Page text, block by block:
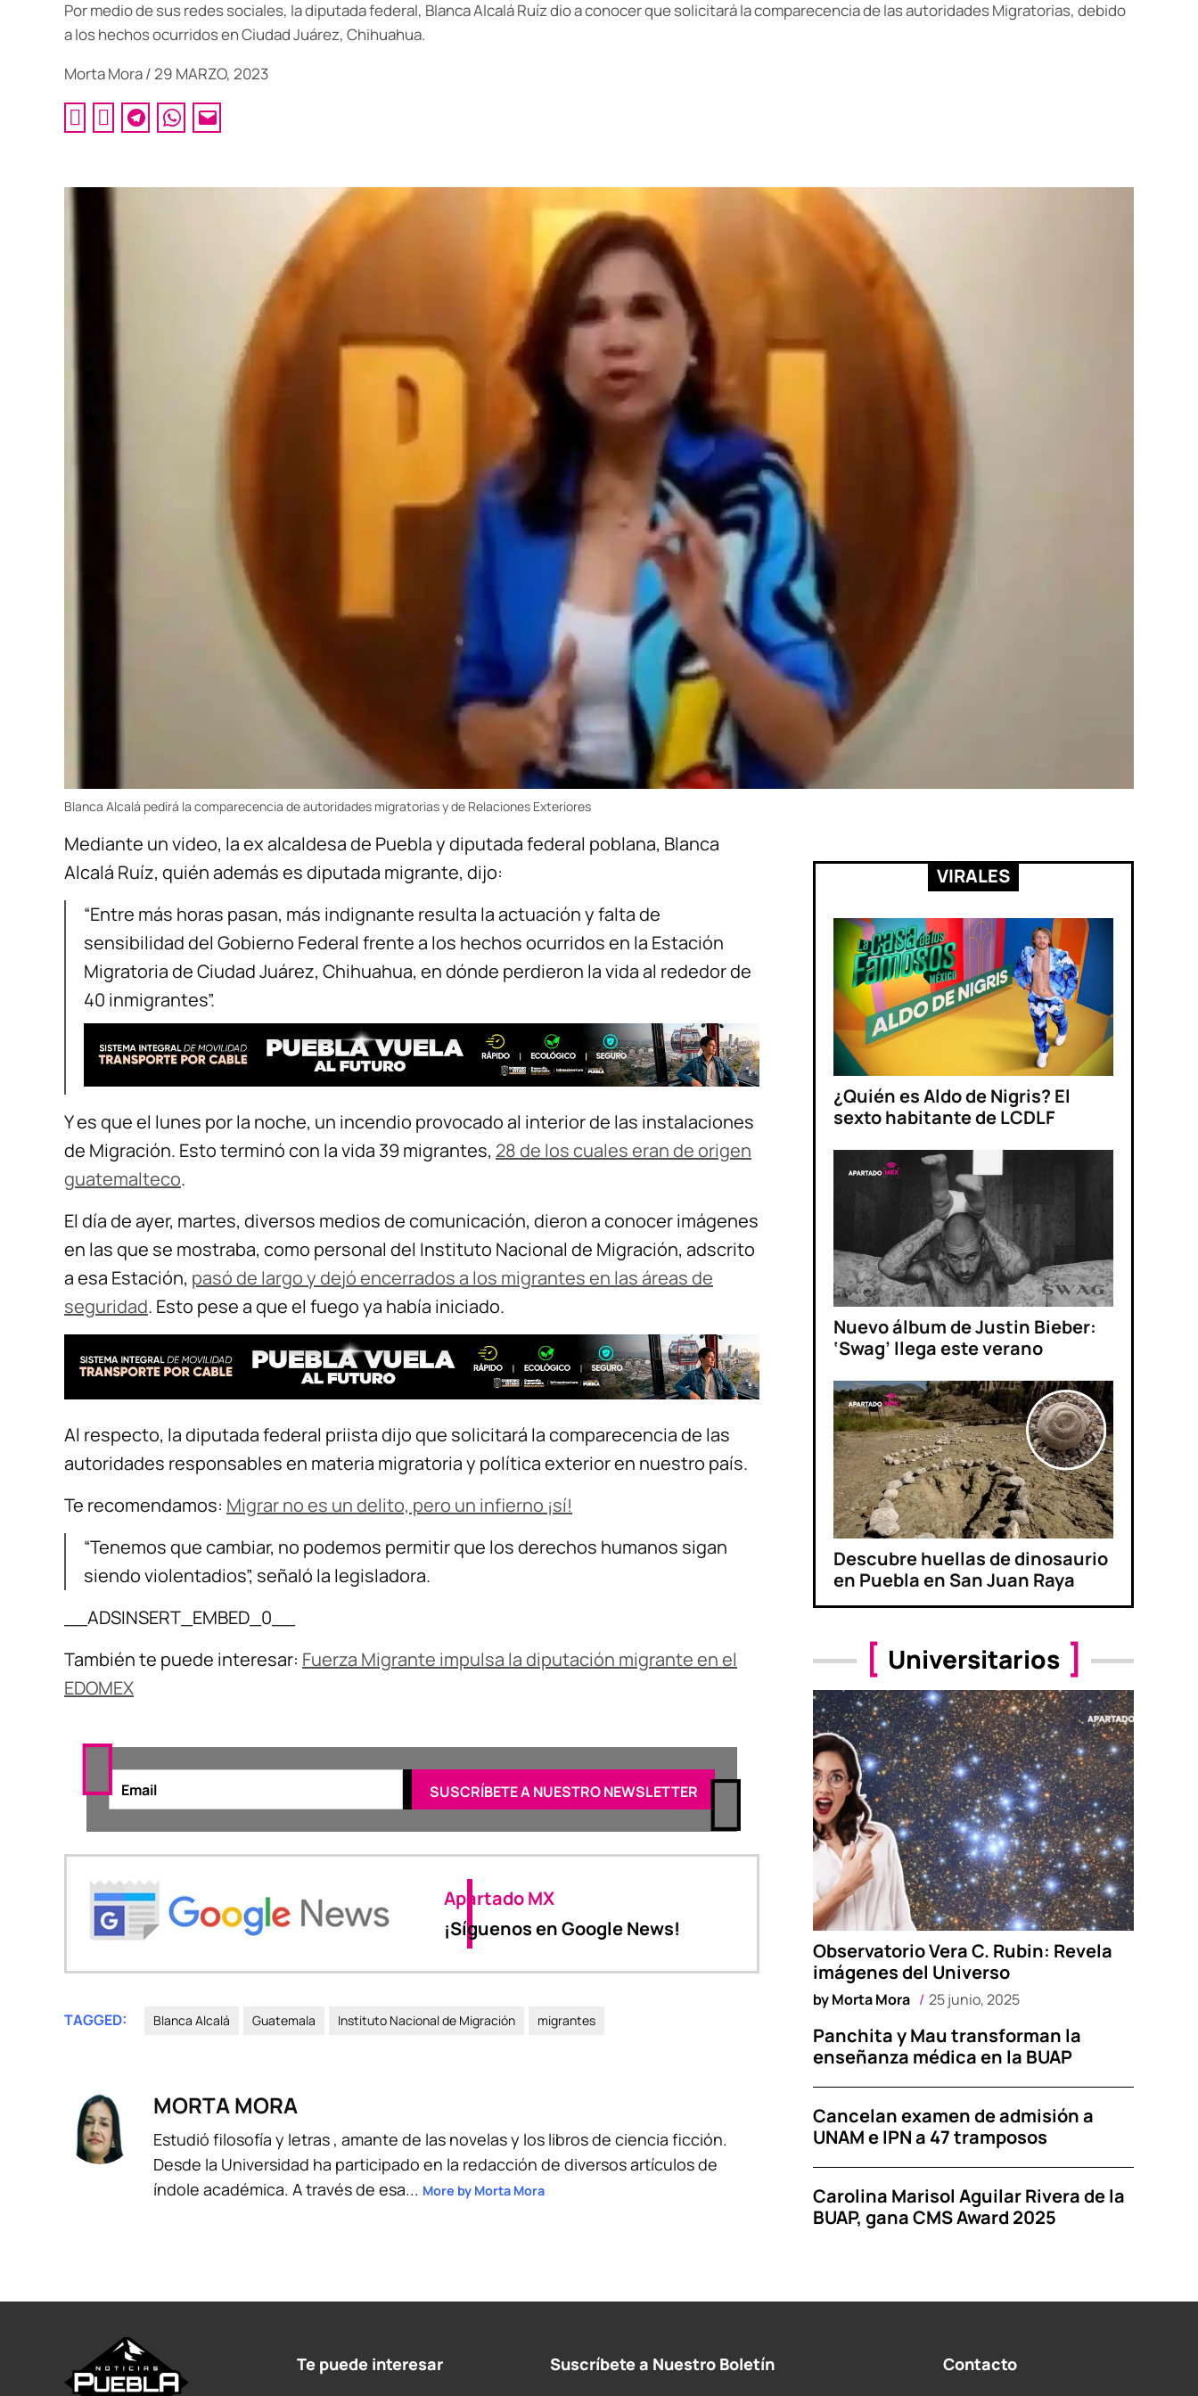
Por medio de sus redes sociales, la diputada federal, Blanca Alcalá Ruíz dio a conocer que solicitará la comparecencia de las autoridades Migratorias, debido
a los hechos ocurridos en Ciudad Juárez, Chihuahua.
Morta Mora/29 MARZO, 2023
Blanca Alcalá pedirá la comparecencia de autoridades migratorias y de Relaciones Exteriores
Mediante un video, la ex alcaldesa de Puebla y diputada federal poblana, Blanca
Alcalá Ruíz, quién además es diputada migrante, dijo:
“Entre más horas pasan, más indignante resulta la actuación y falta de
sensibilidad del Gobierno Federal frente a los hechos ocurridos en la Estación
Migratoria de Ciudad Juárez, Chihuahua, en dónde perdieron la vida al rededor de
40 inmigrantes”.
Y es que el lunes por la noche, un incendio provocado al interior de las instalaciones
de Migración. Esto terminó con la vida 39 migrantes, 28 de los cuales eran de origen
guatemalteco.
El día de ayer, martes, diversos medios de comunicación, dieron a conocer imágenes
en las que se mostraba, como personal del Instituto Nacional de Migración, adscrito
a esa Estación, pasó de largo y dejó encerrados a los migrantes en las áreas de
seguridad. Esto pese a que el fuego ya había iniciado.
Al respecto, la diputada federal priista dijo que solicitará la comparecencia de las
autoridades responsables en materia migratoria y política exterior en nuestro país.
Te recomendamos: Migrar no es un delito, pero un infierno ¡sí!
“Tenemos que cambiar, no podemos permitir que los derechos humanos sigan
siendo violentadios”, señaló la legisladora.
__ADSINSERT_EMBED_0__
También te puede interesar: Fuerza Migrante impulsa la diputación migrante en el
EDOMEX
Apartado MX
¡Síguenos en Google News!
TAGGED: Blanca Alcalá Guatemala Instituto Nacional de Migración migrantes
MORTA MORA
Estudió filosofía y letras , amante de las novelas y los libros de ciencia ficción.
Desde la Universidad ha participado en la redacción de diversos artículos de
índole académica. A través de esa... More by Morta Mora
VIRALES
¿Quién es Aldo de Nigris? El
sexto habitante de LCDLF
Nuevo álbum de Justin Bieber:
‘Swag’ llega este verano
Descubre huellas de dinosaurio
en Puebla en San Juan Raya
Universitarios
Observatorio Vera C. Rubin: Revela
imágenes del Universo
byMorta Mora 25 junio, 2025
Panchita y Mau transforman la
enseñanza médica en la BUAP
Cancelan examen de admisión a
UNAM e IPN a 47 tramposos
Carolina Marisol Aguilar Rivera de la
BUAP, gana CMS Award 2025
Te puede interesar Suscríbete a Nuestro Boletín Contacto